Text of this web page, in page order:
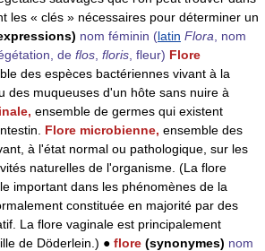
les « clés » nécessaires pour déterminer un
nom féminin (latin Flora , nom
de flos floris , fleur) Flore
des espèces bactériennes vivant à la
des muqueuses d'un hôte sans nuire à
ensemble de germes qui existent
Flore microbienne, ensemble des
à l'état normal ou pathologique, sur les
naturelles de l'organisme. (La flore
important dans les phénomènes de la
constituée en majorité par des
La flore vaginale est principalement
de Döderlein.) ● flore (synonymes) nom